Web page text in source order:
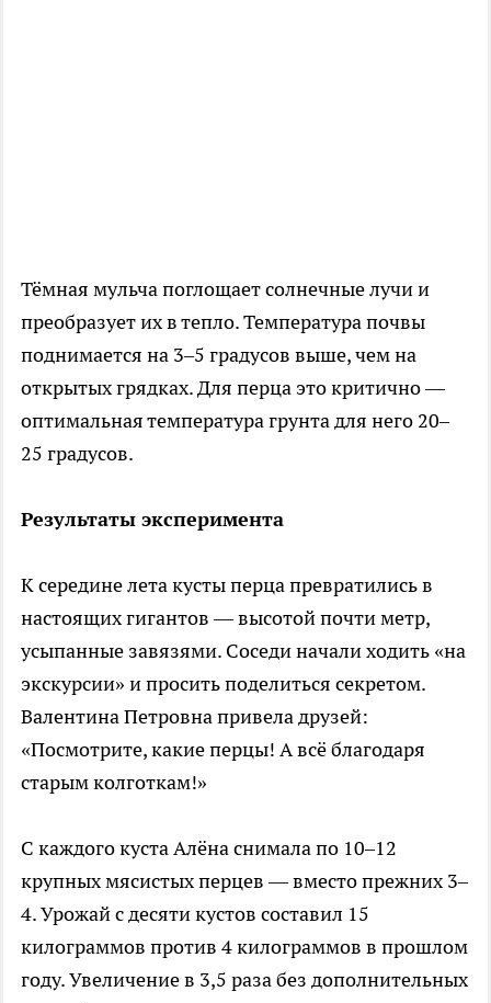
Тёмная мульча поглощает солнечные лучи и
преобразует их в тепло. Температура почвы
поднимается на 3–5 градусов выше, чем на
открытых грядках. Для перца это критично —
оптимальная температура грунта для него 20–
25 градусов.
Результаты эксперимента
К середине лета кусты перца превратились в
настоящих гигантов — высотой почти метр,
усыпанные завязями. Соседи начали ходить «на
экскурсии» и просить поделиться секретом.
Валентина Петровна привела друзей:
«Посмотрите, какие перцы! А всё благодаря
старым колготкам!»
С каждого куста Алёна снимала по 10–12
крупных мясистых перцев — вместо прежних 3–
4. Урожай с десяти кустов составил 15
килограммов против 4 килограммов в прошлом
году. Увеличение в 3,5 раза без дополнительных